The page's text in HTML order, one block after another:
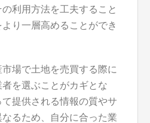
利用方法を工夫すること
り一層高めることができ
場で土地を売買する際に
を選ぶことがカギとな
提供される情報の質やサ
るため、自分に合った業